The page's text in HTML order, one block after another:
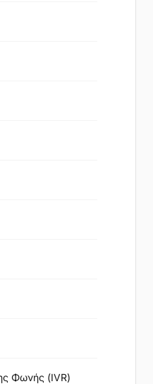
Φωνής (IVR)